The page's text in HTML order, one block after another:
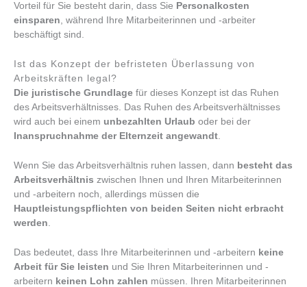
Vorteil für Sie besteht darin, dass Sie Personalkosten
einsparen, während Ihre Mitarbeiterinnen und -arbeiter
beschäftigt sind.
Ist das Konzept der befristeten Überlassung von
Arbeitskräften legal?
Die juristische Grundlage für dieses Konzept ist das Ruhen
des Arbeitsverhältnisses. Das Ruhen des Arbeitsverhältnisses
wird auch bei einem unbezahlten Urlaub oder bei der
Inanspruchnahme der Elternzeit angewandt
Wenn Sie das Arbeitsverhältnis ruhen lassen, dann besteht das
Arbeitsverhältnis zwischen Ihnen und Ihren Mitarbeiterinnen
und -arbeitern noch, allerdings müssen die
Hauptleistungspflichten von beiden Seiten nicht erbracht
werden
Das bedeutet, dass Ihre Mitarbeiterinnen und -arbeitern keine
Arbeit für Sie leisten und Sie Ihren Mitarbeiterinnen und -
arbeitern keinen Lohn zahlen müssen. Ihren Mitarbeiterinnen